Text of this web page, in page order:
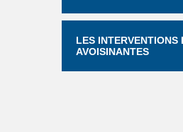
LES
AVOISINANTES